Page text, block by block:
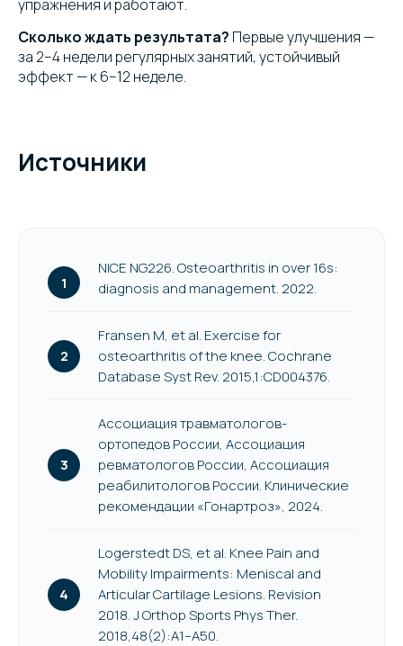
упражнения и работают.
Сколько ждать результата? Первые улучшения —
за 2–4 недели регулярных занятий, устойчивый
эффект — к 6–12 неделе.
Источники
NICE NG226. Osteoarthritis in over 16s:
diagnosis and management. 2022.
Fransen M, et al. Exercise for
osteoarthritis of the knee. Cochrane
Database Syst Rev. 2015,1:CD004376.
Ассоциация травматологов-
ортопедов России, Ассоциация
ревматологов России, Ассоциация
реабилитологов России. Клинические
рекомендации «Гонартроз», 2024.
Logerstedt DS, et al. Knee Pain and
Mobility Impairments: Meniscal and
Articular Cartilage Lesions. Revision
2018. J Orthop Sports Phys Ther.
2018,48(2):A1–A50.